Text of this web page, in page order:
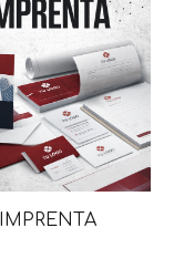
IMPRENTA